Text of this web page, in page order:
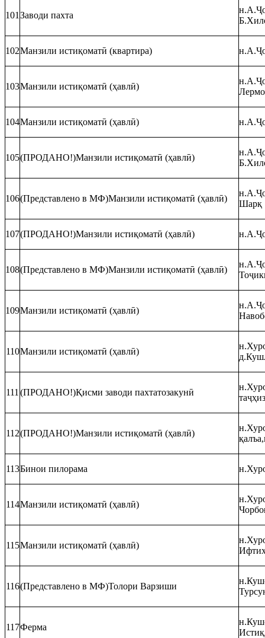
101 Заводи пахта
102Манзили истиқоматӣ (квартира)
103Манзили истиқоматӣ (ҳавлӣ)
104Манзили истиқоматӣ (ҳавлӣ)
105(ПРОДАНО!)Манзили истиқоматӣ (ҳавлӣ)
106(Представлено в МФ)Манзили истиқоматӣ (ҳавлӣ)
Шарқ
107(ПРОДАНО!)Манзили истиқоматӣ (ҳавлӣ)
108(Представлено в МФ)Манзили истиқоматӣ (ҳавлӣ)
109Манзили истиқоматӣ (ҳавлӣ)
110Манзили истиқоматӣ (ҳавлӣ)
111 (ПРОДАНО!)Қисми заводи пахтатозакунӣ
112(ПРОДАНО!)Манзили истиқоматӣ (ҳавлӣ)
113Бинои пилорама
114Манзили истиқоматӣ (ҳавлӣ)
115Манзили истиқоматӣ (ҳавлӣ)
116(Представлено в МФ)Толори Варзиши
117Ферма